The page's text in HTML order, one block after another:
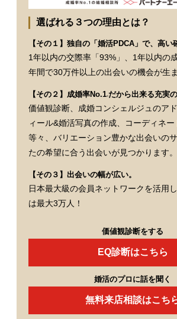
選ばれる３つの理由とは？
【その１】独自の「婚活PDCA」で、高い
1年以内の交際率「93%」、1年以内の
年間で30万件以上の出会いの機会が生
【その２】成婚率No.1※だから出来る充実
価値観診断、成婚コンシェルジュのア
ィール&婚活写真の作成、コーディネー
等々、バリエーション豊かな出会いの
たの希望に合う出会いが見つかります。
【その３】出会いの幅が広い。
日本最大級の会員ネットワークを活用
は最大3万人！
価値観診断をする
EQ診断はこちら
婚活のプロに話を聞く
無料来店相談はこち